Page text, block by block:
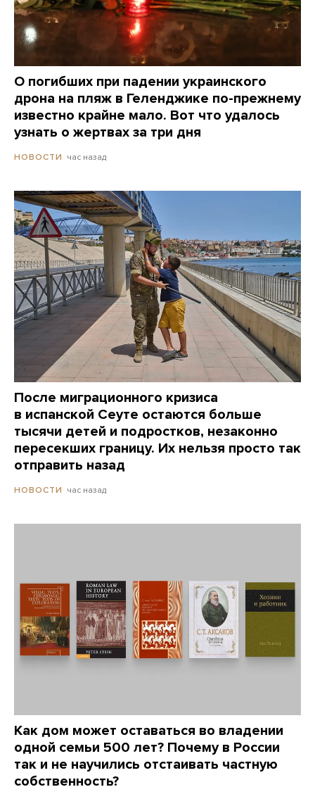
О погибших при падении украинского
дрона на пляж в Геленджике по-прежнему
известно крайне мало. Вот что удалось
узнать о жертвах за три дня
НОВОСТИ час назад
После миграционного кризиса
в испанской Сеуте остаются больше
тысячи детей и подростков, незаконно
пересекших границу. Их нельзя просто так
отправить назад
НОВОСТИ час назад
Как дом может оставаться во владении
одной семьи 500 лет? Почему в России
так и не научились отстаивать частную
собственность?